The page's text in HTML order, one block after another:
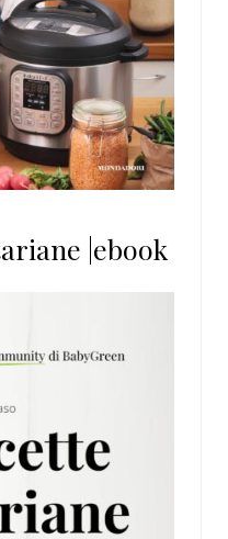
|ebook